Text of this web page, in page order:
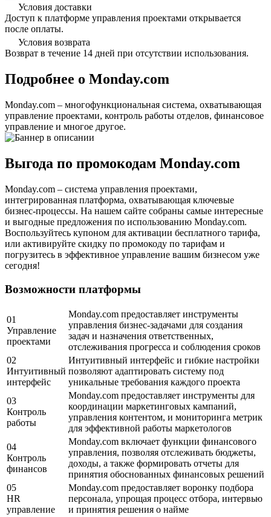
Условия доставки
Доступ к платформе управления проектами открывается
после оплаты.
Условия возврата
Возврат в течение 14 дней при отсутствии использования.
Подробнее о Monday.com
Monday.com – многофункциональная система, охватывающая
управление проектами, контроль работы отделов, финансовое
управление и многое другое.
Выгода по промокодам Monday.com
Monday.com – система управления проектами,
интегрированная платформа, охватывающая ключевые
бизнес-процессы. На нашем сайте собраны самые интересные
и выгодные предложения по использованию Monday.com.
Воспользуйтесь купоном для активации бесплатного тарифа,
или активируйте скидку по промокоду по тарифам и
погрузитесь в эффективное управление вашим бизнесом уже
сегодня!
Возможности платформы
01
Управление
проектами
Monday.com предоставляет инструменты
управления бизнес-задачами для создания
задач и назначения ответственных,
отслеживания прогресса и соблюдения сроков
02
Интуитивный
интерфейс
Интуитивный интерфейс и гибкие настройки
позволяют адаптировать систему под
уникальные требования каждого проекта
03
Контроль
работы
Monday.com предоставляет инструменты для
координации маркетинговых кампаний,
управления контентом, и мониторинга метрик
для эффективной работы маркетологов
04
Контроль
финансов
Monday.com включает функции финансового
управления, позволяя отслеживать бюджеты,
доходы, а также формировать отчеты для
принятия обоснованных финансовых решений
05
HR
управление
Monday.com предоставляет воронку подбора
персонала, упрощая процесс отбора, интервью
и принятия решения о найме